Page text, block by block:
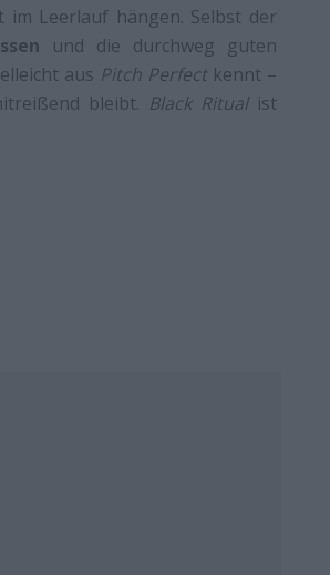
Leerlauf hängen. Selbst der
und die durchweg guten
aus Pitch Perfect kennt –
bleibt. Black Ritualist